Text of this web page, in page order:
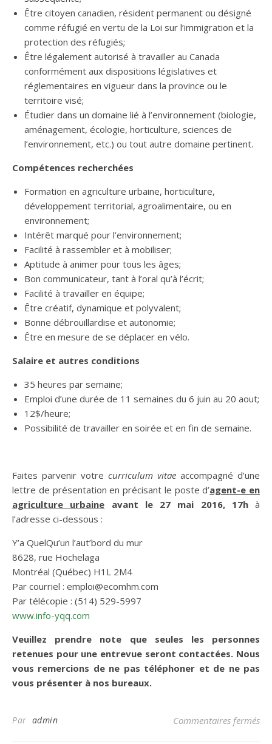
Être citoyen canadien, résident permanent ou désigné
comme réfugié en vertu de la Loi sur l’immigration et la
protection des réfugiés;
Être légalement autorisé à travailler au Canada
conformément aux dispositions législatives et
réglementaires en vigueur dans la province ou le
territoire visé;
Étudier dans un domaine lié à l’environnement (biologie,
aménagement, écologie, horticulture, sciences de
l’environnement, etc.) ou tout autre domaine pertinent.
Compétences recherchées
Formation en agriculture urbaine, horticulture,
développement territorial, agroalimentaire, ou en
environnement;
Intérêt marqué pour l’environnement;
Facilité à rassembler et à mobiliser;
Aptitude à animer pour tous les âges;
Bon communicateur, tant à l’oral qu’à l’écrit;
Facilité à travailler en équipe;
Être créatif, dynamique et polyvalent;
Bonne débrouillardise et autonomie;
Être en mesure de se déplacer en vélo.
Salaire et autres conditions
35 heures par semaine;
Emploi d’une durée de 11 semaines du 6 juin au 20 aout;
12$/heure;
Possibilité de travailler en soirée et en fin de semaine.
Faites parvenir votre curriculum vitae accompagné d’une
lettre de présentation en précisant le poste d’agent-e en
agriculture urbaine
avant le 27 mai 2016, 17h à
l’adresse ci-dessous :
Y’a QuelQu’un l’aut’bord du mur
8628, rue Hochelaga
Montréal (Québec) H1L 2M4
Par courriel : emploi@ecomhm.com
Par télécopie : (514) 529-5997
www.info-yqq.com
Veuillez prendre note que seules les personnes
retenues pour une entrevue seront contactées. Nous
vous remercions de ne pas téléphoner et de ne pas
vous présenter à nos bureaux.
Par admin Commentaires fermés